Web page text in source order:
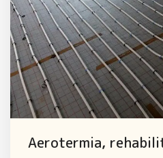
Aerotermia,